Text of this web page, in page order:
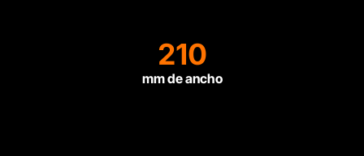
210
mm de ancho